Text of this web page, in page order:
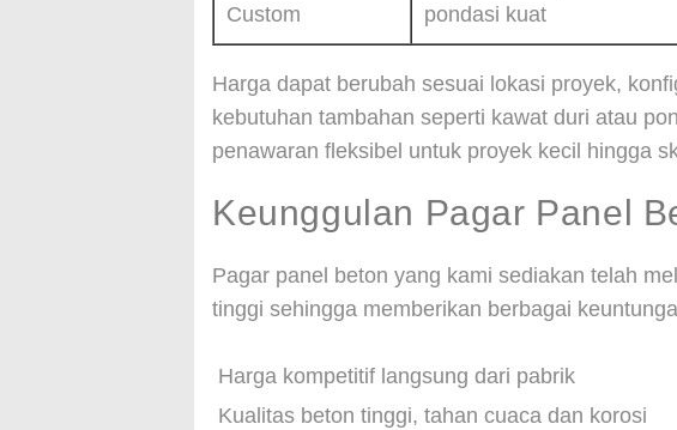
Custom
pondasi kuat
Harga dapat berubah sesuai lokasi proyek,
kebutuhan tambahan seperti kawat duri atau
penawaran fleksibel untuk proyek kecil hingga
Keunggulan Pagar Panel
Pagar panel beton yang kami sediakan telah
tinggi sehingga memberikan berbagai
Harga kompetitif langsung dari pabrik
Kualitas beton tinggi, tahan cuaca dan korosi